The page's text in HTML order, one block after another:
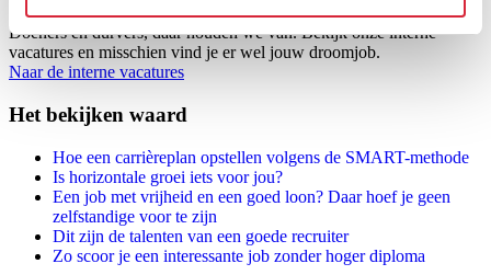
Actie na evaluatie
Doeners en durvers, daar houden we van. Bekijk onze interne
vacatures en misschien vind je er wel jouw droomjob.
Naar de interne vacatures
Het bekijken waard
Hoe een carrièreplan opstellen volgens de SMART-methode
Is horizontale groei iets voor jou?
Een job met vrijheid en een goed loon? Daar hoef je geen
zelfstandige voor te zijn
Dit zijn de talenten van een goede recruiter
Zo scoor je een interessante job zonder hoger diploma